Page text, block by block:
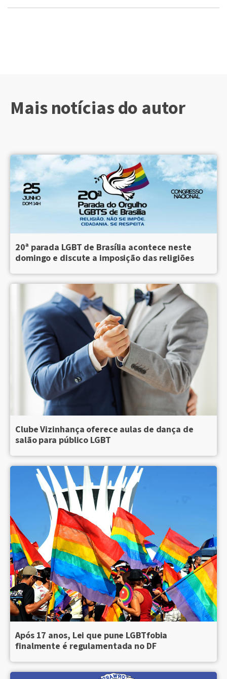
Mais notícias do autor
20ª parada LGBT de Brasília acontece neste
domingo e discute a imposição das religiões
Clube Vizinhança oferece aulas de dança de
salão para público LGBT
Após 17 anos, Lei que pune LGBTfobia
finalmente é regulamentada no DF